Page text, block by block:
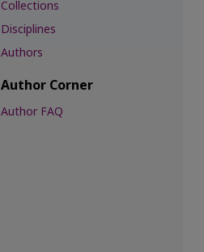
Collections
Disciplines
Authors
Author Corner
Author FAQ